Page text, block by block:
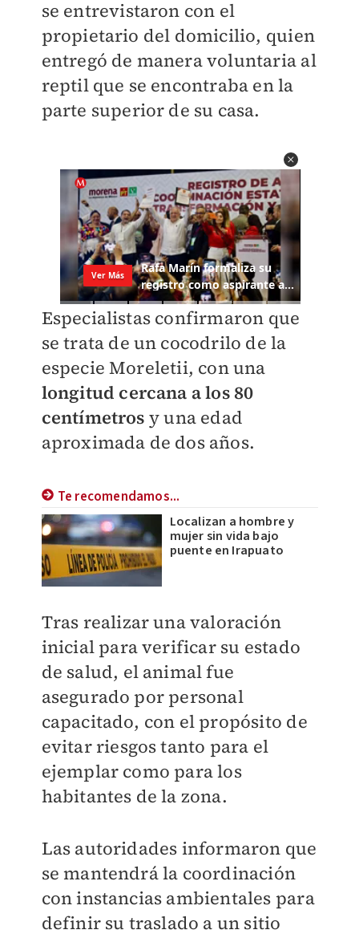
se entrevistaron con el
propietario del domicilio, quien
entregó de manera voluntaria al
reptil que se encontraba en la
parte superior de su casa.
Especialistas confirmaron que
se trata de un cocodrilo de la
especie Moreletii, con una
longitud cercana a los 80
centímetros y una edad
aproximada de dos años.
Te recomendamos...
Localizan a hombre y
mujer sin vida bajo
puente en Irapuato
Tras realizar una valoración
inicial para verificar su estado
de salud, el animal fue
asegurado por personal
capacitado, con el propósito de
evitar riesgos tanto para el
ejemplar como para los
habitantes de la zona.
Las autoridades informaron que
se mantendrá la coordinación
con instancias ambientales para
definir su traslado a un sitio